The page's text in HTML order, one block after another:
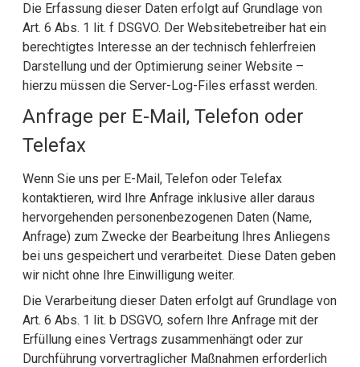
Die Erfassung dieser Daten erfolgt auf Grundlage von
Art. 6 Abs. 1 lit. f DSGVO. Der Websitebetreiber hat ein
berechtigtes Interesse an der technisch fehlerfreien
Darstellung und der Optimierung seiner Website –
hierzu müssen die Server-Log-Files erfasst werden.
Anfrage per E-Mail, Telefon oder
Telefax
Wenn Sie uns per E-Mail, Telefon oder Telefax
kontaktieren, wird Ihre Anfrage inklusive aller daraus
hervorgehenden personenbezogenen Daten (Name,
Anfrage) zum Zwecke der Bearbeitung Ihres Anliegens
bei uns gespeichert und verarbeitet. Diese Daten geben
wir nicht ohne Ihre Einwilligung weiter.
Die Verarbeitung dieser Daten erfolgt auf Grundlage von
Art. 6 Abs. 1 lit. b DSGVO, sofern Ihre Anfrage mit der
Erfüllung eines Vertrags zusammenhängt oder zur
Durchführung vorvertraglicher Maßnahmen erforderlich